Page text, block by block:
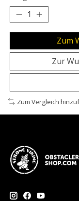
Zum
Zur
Zum Vergleich